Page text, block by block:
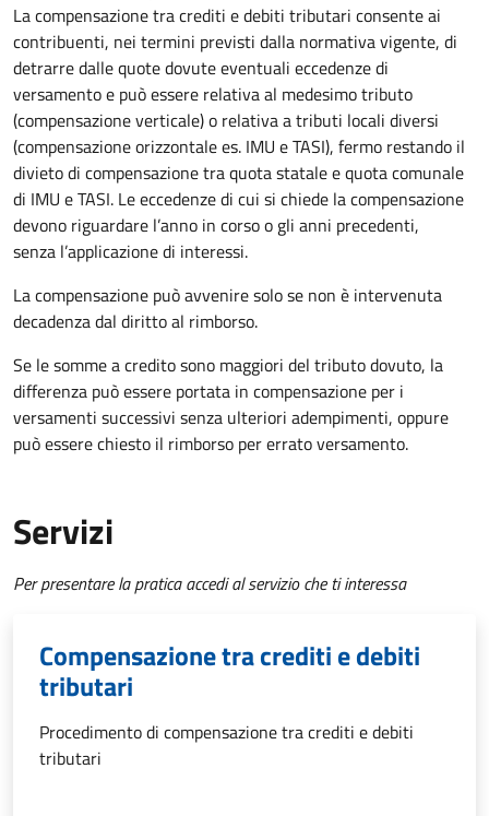
La compensazione tra crediti e debiti tributari consente ai
contribuenti, nei termini previsti dalla normativa vigente, di
detrarre dalle quote dovute eventuali eccedenze di
versamentoe può essere relativa al medesimo tributo
(compensazione verticale) o relativa a tributi locali diversi
(compensazione orizzontale es. IMU e TASI), fermo restando il
divieto di compensazione tra quota statale e quota comunale
di IMU e TASI. Le eccedenze di cui si chiede la compensazione
devono riguardare l’anno in corso o gli anni precedenti,
senza l’applicazione di interessi.
La compensazione può avvenire solo se non è intervenuta
decadenza dal diritto al rimborso.
Se le somme a credito sono maggiori del tributo dovuto, la
differenza può essere portata in compensazione per i
versamenti successivi senza ulteriori adempimenti, oppure
può essere chiesto il rimborso per errato versamento.
Servizi
Per presentare la pratica accedi al servizio che ti interessa
Compensazione tra crediti e debiti
tributari
Procedimento di compensazione tra crediti e debiti
tributari